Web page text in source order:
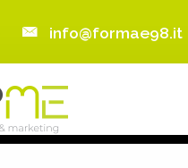
info@formae98.it